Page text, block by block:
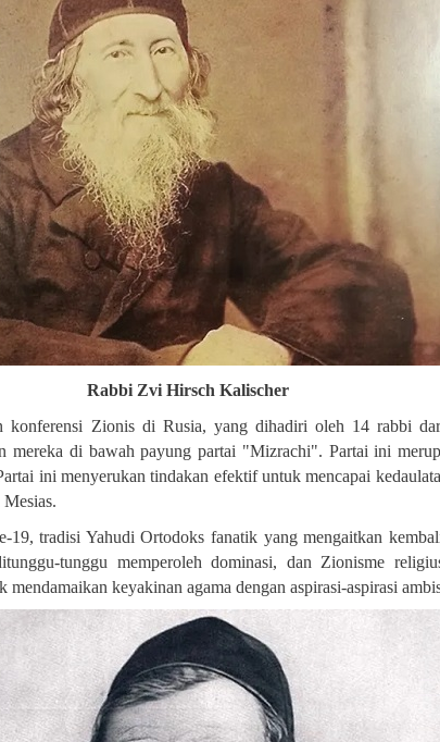
Rabbi Zvi Hirsch Kalischer
konferensi Zionis di Rusia, yang dihadiri oleh 14 rabbi
mereka di bawah payung partai "Mizrachi". Partai ini
ini menyerukan tindakan efektif untuk mencapai
.
19, tradisi Yahudi Ortodoks fanatik yang mengaitkan
tunggu memperoleh dominasi, dan Zionisme
keyakinan agama dengan aspirasi-aspirasi